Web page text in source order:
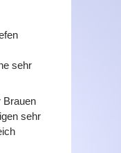
sehr
Brauen
sehr